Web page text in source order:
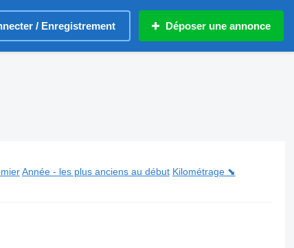
/ Enregistrement Déposer une annonce
Année - les plus anciens au début Kilométrage ⬊